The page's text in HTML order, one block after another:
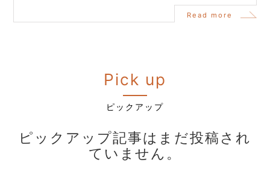
Read more
Pick up
ピックアップ
ピックアップ記事はまだ投稿され
ていません。